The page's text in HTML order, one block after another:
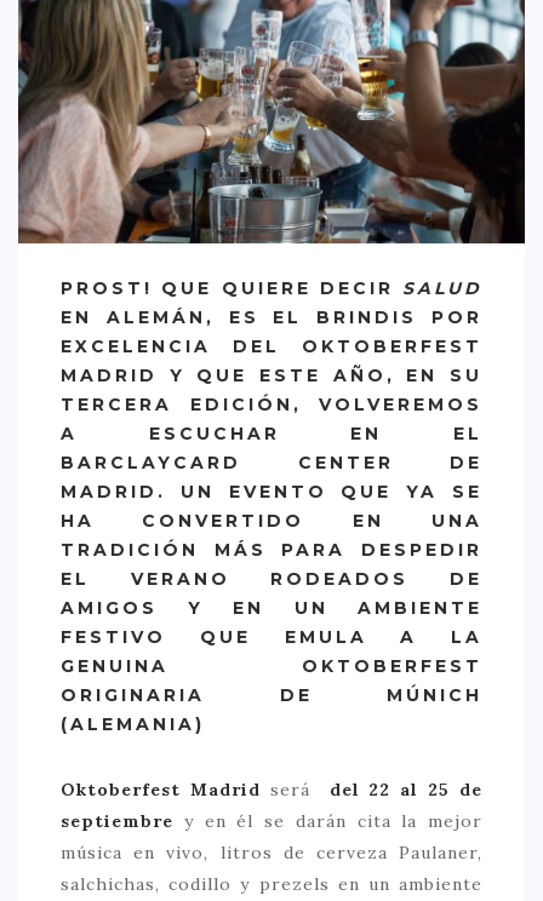
CREATIVA
DULCE
FUSIÓN
INDIA
ITALIANA
LATINA
SALUDABLE
TAPAS
TRADICIONAL
PRECIO
< 25 €
> 50 €
LIFESTYLE
BEAUTY
EVENTOS POP UP
GOURMET
PROST! QUE QUIERE DECIR SALUD
EN ALEMÁN, ES EL BRINDIS POR
EXCELENCIA DEL OKTOBERFEST
MADRID
Y QUE ESTE AÑO, EN SU
TERCERA EDICIÓN, VOLVEREMOS
A ESCUCHAR EN EL
BARCLAYCARD CENTER DE
MADRID . UN EVENTO
QUE YA SE
HA CONVERTIDO EN UNA
TRADICIÓN MÁS PARA DESPEDIR
EL VERANO RODEADOS DE
AMIGOS Y EN UN AMBIENTE
FESTIVO QUE EMULA A LA
GENUINA
OKTOBERFEST
ORIGINARIA DE MÚNICH
(ALEMANIA)
Oktoberfest Madrid será
del 22 al 25 de
septiembre y en él se darán cita la mejor
música en vivo, litros de cerveza Paulaner,
salchichas, codillo y prezels en un ambiente